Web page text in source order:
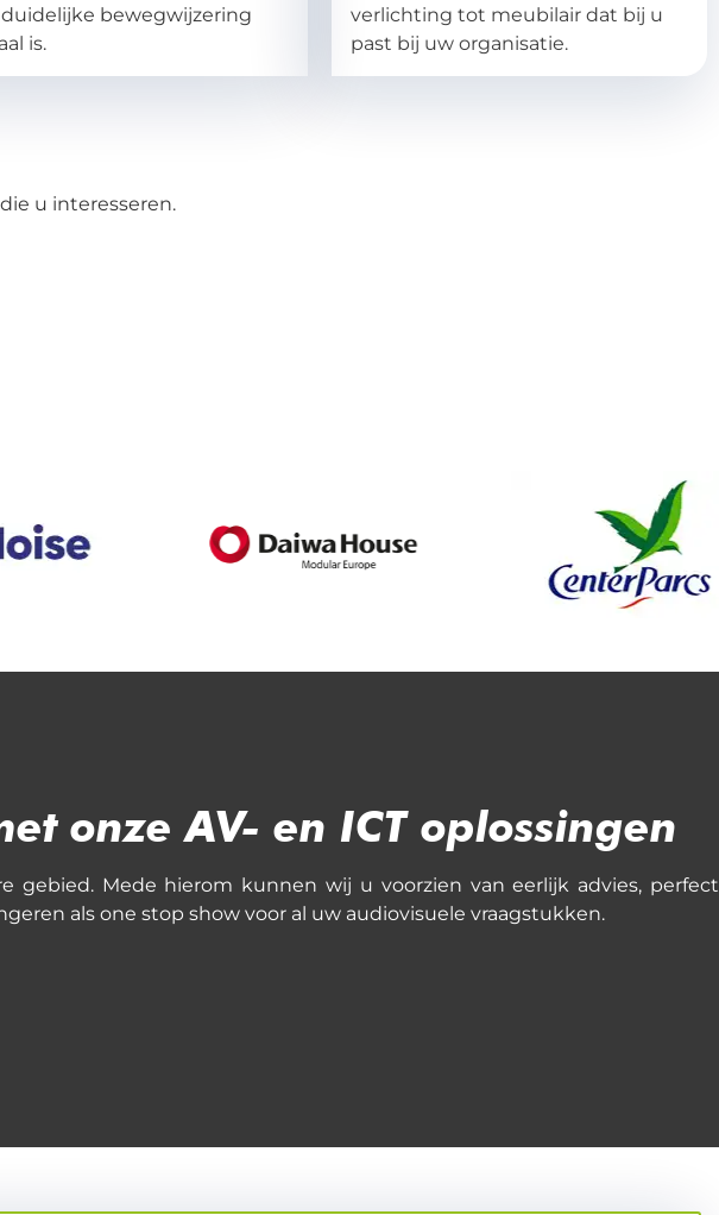
bewegwijzering
is.
verlichting tot meubilair dat bij u
past bij uw organisatie.
u interesseren.
onze AV- en ICT oplossingen
gebied. Mede hierom kunnen wij u voorzien van eerlijk advies, perfect
als one stop show voor al uw audiovisuele vraagstukken.